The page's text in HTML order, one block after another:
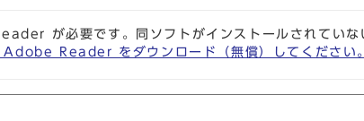
が必要です。同ソフトがインストールされていな
Reader をダウンロード（無償）してください。